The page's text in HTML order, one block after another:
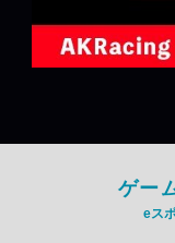
ゲー
eス